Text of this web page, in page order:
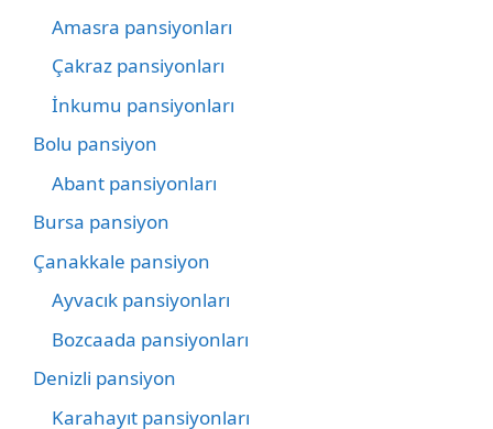
Amasra pansiyonları
Çakraz pansiyonları
İnkumu pansiyonları
Bolu pansiyon
Abant pansiyonları
Bursa pansiyon
Çanakkale pansiyon
Ayvacık pansiyonları
Bozcaada pansiyonları
Denizli pansiyon
Karahayıt pansiyonları